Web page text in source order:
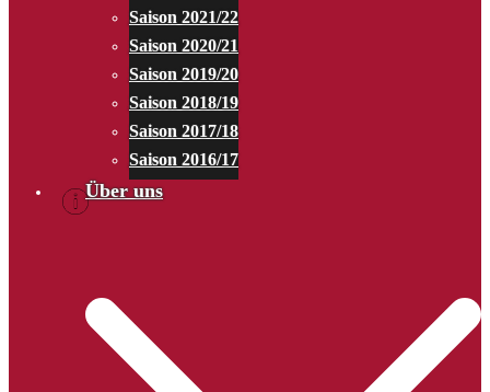
Saison 2021/22
Saison 2020/21
Saison 2019/20
Saison 2018/19
Saison 2017/18
Saison 2016/17
Über uns